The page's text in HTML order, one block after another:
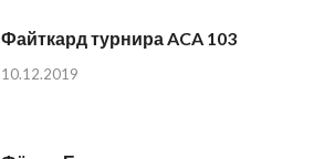
Файткард турнира ACA 103
10.12.2019